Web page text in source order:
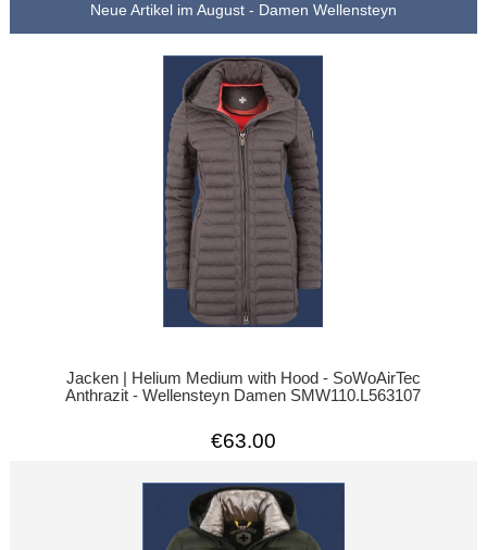
Neue Artikel im August - Damen Wellensteyn
Jacken | Helium Medium with Hood - SoWoAirTec
Anthrazit - Wellensteyn Damen SMW110.L563107
€63.00